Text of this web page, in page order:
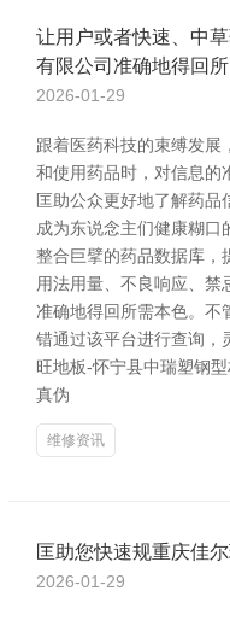
让用户或者快速、中
有限公司准确地得回
2026-01-29
跟着医药科技的束缚发展
和使用药品时，对信息的
匡助公众更好地了解药品
成为东说念主们健康糊口
整合巨擘的药品数据库，
用法用量、不良响应、禁
准确地得回所需本色。不
错通过该平台进行查询，
旺地板-怀宁县中瑞塑钢
真伪
维修资讯
匡助您快速规重庆佳
2026-01-29